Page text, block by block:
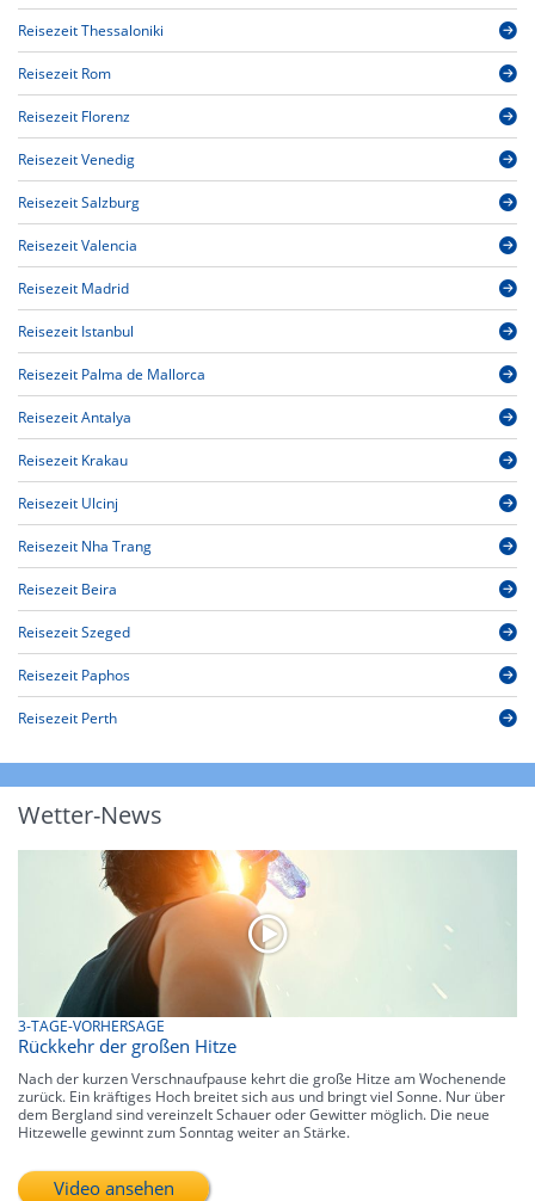
Reisezeit Thessaloniki
Reisezeit Rom
Reisezeit Florenz
Reisezeit Venedig
Reisezeit Salzburg
Reisezeit Valencia
Reisezeit Madrid
Reisezeit Istanbul
Reisezeit Palma de Mallorca
Reisezeit Antalya
Reisezeit Krakau
Reisezeit Ulcinj
Reisezeit Nha Trang
Reisezeit Beira
Reisezeit Szeged
Reisezeit Paphos
Reisezeit Perth
Wetter-News
3-TAGE-VORHERSAGE
Rückkehr der großen Hitze
Nach der kurzen Verschnaufpause kehrt die große Hitze am Wochenende
zurück. Ein kräftiges Hoch breitet sich aus und bringt viel Sonne. Nur über
dem Bergland sind vereinzelt Schauer oder Gewitter möglich. Die neue
Hitzewelle gewinnt zum Sonntag weiter an Stärke.
Video ansehen